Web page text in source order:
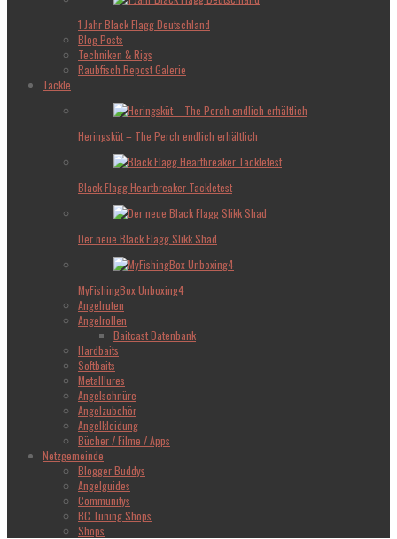
1 Jahr Black Flagg Deutschland
Blog Posts
Techniken & Rigs
Raubfisch Repost Galerie
Tackle
Heringsküt – The Perch endlich erhältlich
Black Flagg Heartbreaker Tackletest
Der neue Black Flagg Slikk Shad
MyFishingBox Unboxing4
Angelruten
Angelrollen
Baitcast Datenbank
Hardbaits
Softbaits
Metalllures
Angelschnüre
Angelzubehör
Angelkleidung
Bücher / Filme / Apps
Netzgemeinde
Blogger Buddys
Angelguides
Communitys
BC Tuning Shops
Shops